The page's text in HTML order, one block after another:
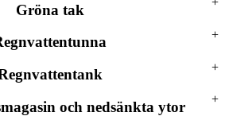
Gröna tak
och nedsänkta ytor